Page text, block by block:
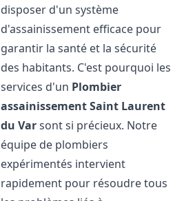
disposer d'un système
d'assainissement efficace pour
garantir la santé et la sécurité
des habitants. C'est pourquoi les
services d'un Plombier
assainissementSaint Laurent
du Varsont si précieux. Notre
équipe de plombiers
expérimentés intervient
rapidement pour résoudre tous